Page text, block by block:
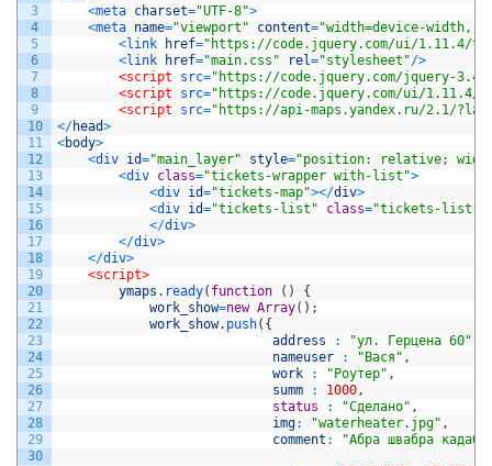
3
4
5
6
7
8
9
10
11
12
13
14
15
16
17
18
19
20
21
22
23
24
25
26
27
28
29
30
<meta charset="UTF-8">
<meta name="viewport" content="width=device-width,
<link href="https://code.jquery.com/ui/1.11.4/
<link href="main.css" rel="stylesheet"/>
<script src="https://code.jquery.com/jquery-
<script src="https://code.jquery.com/ui/1.11.4/
<script src="https://api-maps.yandex.ru/2.1/
</head>
<body>
<div id="main_layer" style="position: relative;
<div class="tickets-wrapper with-list">
<div id="tickets-map"></div>
<div id="tickets-list" class="tickets-list"
</div>
</div>
</div>
<script>
ymaps . ready( function ( )
{
work_show=new Array( ) ;
work_show. push( {
address
: "ул. Герцена 60"
nameuser
: "Вася" ,
work
: "Роутер" ,
summ
: 1000 ,
status
: "Сделано" ,
img: "waterheater.jpg" ,
comment : "Абра швабра